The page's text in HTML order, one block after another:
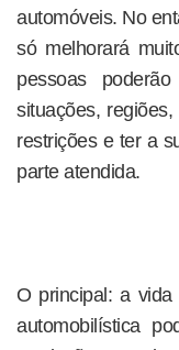
automóveis. No
só melhorará
pessoas
situações,
restrições e ter a
parte atendida.
O principal: a
automobilística